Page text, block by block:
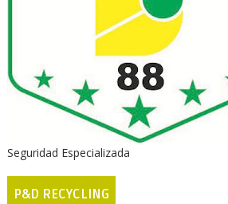
Seguridad Especializada
P&D RECYCLING